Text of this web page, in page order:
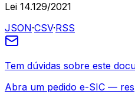
Lei 14.129/2021
JSON·CSV·RSS
Tem dúvidas sobre este
Abra um pedido e-SIC —